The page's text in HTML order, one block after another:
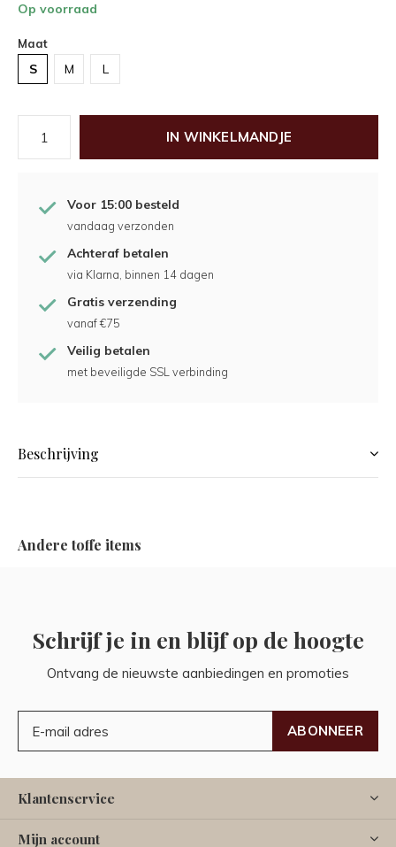
Op voorraad
Maat
S M L
IN WINKELMANDJE
Voor 15:00 besteld
vandaag verzonden
Achteraf betalen
via Klarna, binnen 14 dagen
Gratis verzending
vanaf €75
Veilig betalen
met beveiligde SSL verbinding
Beschrijving
Andere toffe items
Schrijf je in en blijf op de hoogte
Ontvang de nieuwste aanbiedingen en promoties
ABONNEER
Klantenservice
Mijn account